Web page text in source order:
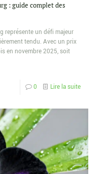
: guide complet des
représente un défi majeur
tendu. Avec un prix
en novembre 2025, soit
0 Lire la suite